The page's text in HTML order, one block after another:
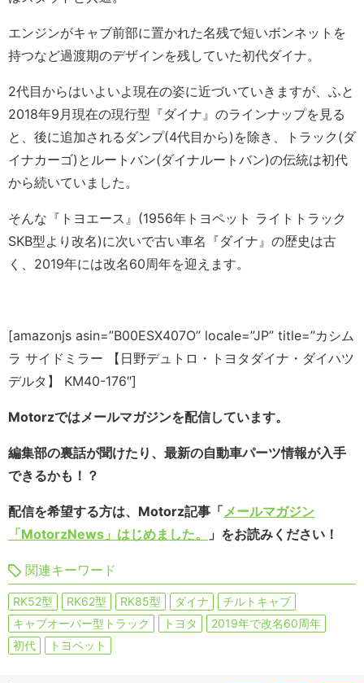
エンジンがキャブ前部に置かれた名残で短いボンネットを
持つなど過渡期のデザインを残していた初代ダイナ。
2代目からはいよいよ現在の姿に近づいていきますが、ふと
2018年9月現在の現行型『ダイナ』のラインナップを見る
と、後に追加されるダンプ(4代目から)を除き、トラック(ダ
イナカーゴ)とルートバン(ダイナルートバン)の伝統は初代
から続いていました。
そんな『トヨエース』(1956年トヨペット ライトトラック
SKB型より改名)に次いで古い車名『ダイナ』の歴史は古
く、2019年には改名60周年を迎えます。
[amazonjs asin=”B00ESX407O” locale=”JP” title=”カシム
ラ サイドミラー 【日野デュトロ・トヨタダイナ・ダイハツ
デルタ】 KM40-176″]
Motorzではメールマガジンを配信しています。
編集部の裏話が聞けたり、最新の自動車パーツ情報が入手
できるかも！？
配信を希望する方は、Motorz記事「メールマガジン
「MotorzNews」はじめました。
」をお読みください！
関連キーワード
RK52型 RK62型 RK85型 ダイナ
チルトキャブ
キャブオーバー型トラック
トヨタ
2019年で改名60周年
初代
トヨペット